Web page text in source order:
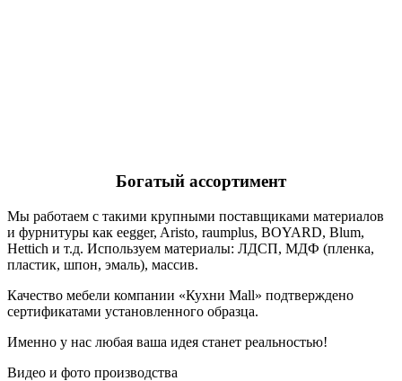
Богатый ассортимент
Мы работаем с такими крупными поставщиками материалов
и фурнитуры как eegger, Aristo, raumplus, BOYARD, Blum,
Hettich и т.д. Используем материалы: ЛДСП, МДФ (пленка,
пластик, шпон, эмаль), массив.
Качество мебели компании «Кухни Mall» подтверждено
сертификатами установленного образца.
Именно у нас любая ваша идея станет реальностью!
Видео и фото производства